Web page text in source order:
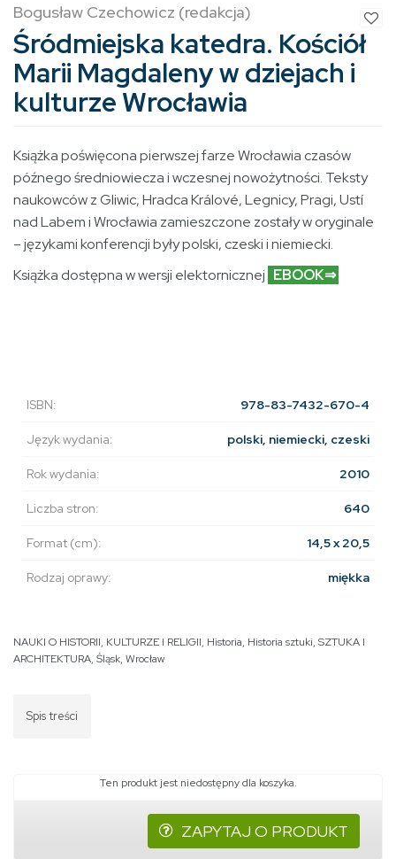
Bogusław Czechowicz (redakcja)
Śródmiejska katedra. Kościół
Marii Magdaleny w dziejach i
kulturze Wrocławia
Książka poświęcona pierwszej farze Wrocławia czasów
późnego średniowiecza i wczesnej nowożytności. Teksty
naukowców z Gliwic, Hradca Králové, Legnicy, Pragi, Ustí
nad Labem i Wrocławia zamieszczone zostały w oryginale
– językami konferencji były polski, czeski i niemiecki.
Książka dostępna w wersji elektornicznej EBOOK⇒
ISBN: 978-83-7432-670-4
Język wydania: polski, niemiecki, czeski
Rok wydania: 2010
Liczba stron: 640
Format (cm): 14,5 x 20,5
Rodzaj oprawy: miękka
NAUKI O HISTORII, KULTURZE I RELIGII, Historia, Historia sztuki, SZTUKA I
ARCHITEKTURA, Śląsk, Wrocław
Spis treści
Ten produkt jest niedostępny dla koszyka.
ZAPYTAJ O PRODUKT